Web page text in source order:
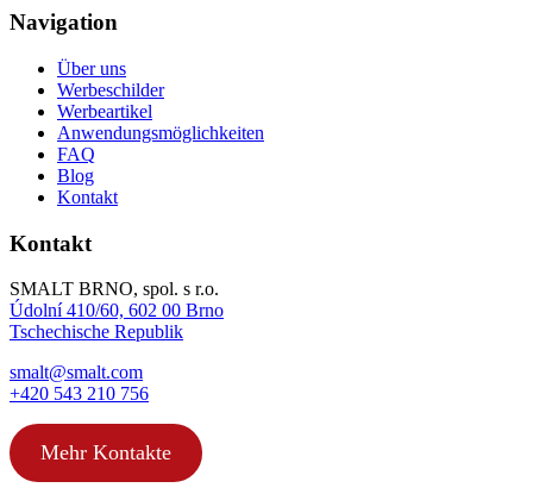
Navigation
Über uns
Werbeschilder
Werbeartikel
Anwendungs­­möglichkeiten
FAQ
Blog
Kontakt
Kontakt
SMALT BRNO, spol. s r.o.
Údolní 410/60, 602 00 Brno
Tschechische Republik
smalt@smalt.com
+420 543 210 756
Mehr Kontakte